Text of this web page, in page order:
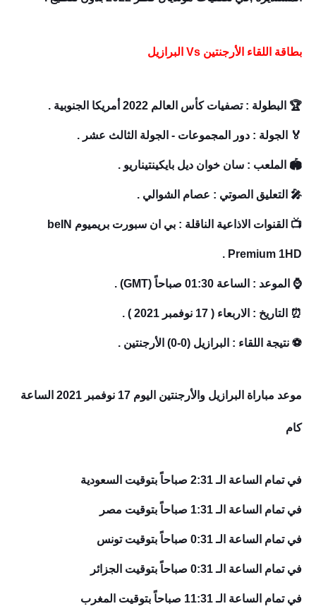
بطاقة اللقاء الأرجنتين Vs البرازيل
🏆 البطولة : تصفيات كأس العالم 2022 أمريكا الجنوبية .
🏅 الجولة : دور المجموعات - الجولة الثالث عشر .
🏟️ الملعب : سان خوان ديل بايكينتيناريو .
🎤 التعليق الصوتي : عصام الشوالي .
📺 القنوات الاذاعية الناقلة : بي ان سبورت بريميوم beIN
Premium 1HD .
⌚ الموعد : الساعة 01:30 صباحاً (GMT) .
⏰ التاريخ : الاربعاء ( 17 نوفمبر 2021 ) .
⚽ نتيجة اللقاء : البرازيل (0-0) الأرجنتين .
موعد مباراة البرازيل والأرجنتين اليوم 17 نوفمبر 2021 الساعة
كام
في تمام الساعة الـ 2:31 صباحاً بتوقيت السعودية
في تمام الساعة الـ 1:31 صباحاً بتوقيت مصر
في تمام الساعة الـ 0:31 صباحاً بتوقيت تونس
في تمام الساعة الـ 0:31 صباحاً بتوقيت الجزائر
في تمام الساعة الـ 11:31 صباحاً بتوقيت المغرب